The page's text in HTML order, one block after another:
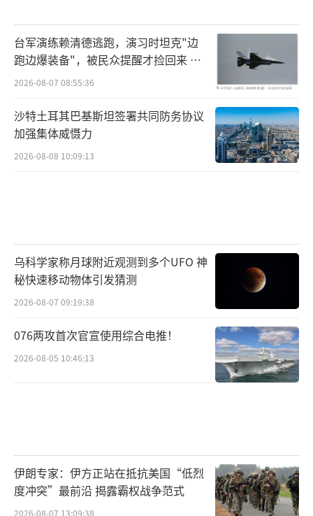
台军演练赖清德逃跑，演习时坦克"边
跑边爆装备"，被民众提醒才捡回来 演
习状况频出引发关注
2026-08-07 08:55:36
沙特土耳其巴基斯坦签署共同防务协议
加强集体威慑力
2026-08-08 10:09:13
乌科学家称月球附近观测到多个UFO 神
秘快速移动物体引发猜测
2026-08-07 09:19:38
076两攻首次官宣使用综合电推！
2026-08-05 10:46:13
伊朗专家：伊方正站在抵抗美国“低烈
度冲突”最前沿 揭露霸权战争范式
2026-08-07 13:09:38